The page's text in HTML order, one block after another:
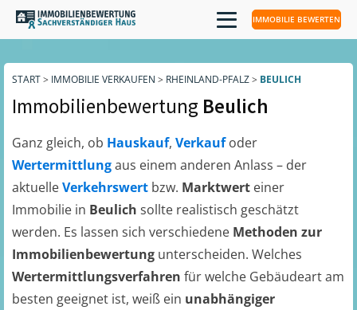
IMMOBILIE BEWERTEN
START> IMMOBILIE VERKAUFEN > RHEINLAND-PFALZ> BEULICH
Immobilienbewertung Beulich
Ganz gleich, ob Hauskauf, Verkaufoder
Wertermittlungaus einem anderen Anlass – der
aktuelleVerkehrswert bzw. Marktwert einer
Immobilie in Beulich sollte realistisch geschätzt
werden. Es lassen sich verschiedene Methoden zur
Immobilienbewertung unterscheiden. Welches
Wertermittlungsverfahren für welche Gebäudeart am
besten geeignet ist, weiß ein unabhängiger